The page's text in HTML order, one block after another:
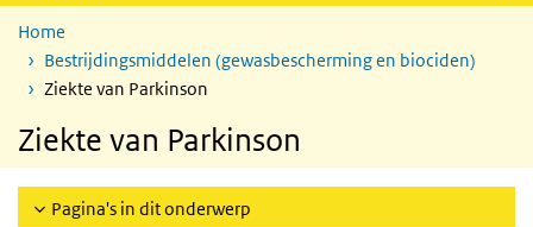
Home
Bestrijdingsmiddelen (gewasbescherming en biociden)
Ziekte van Parkinson
Ziekte van Parkinson
Pagina's in dit onderwerp